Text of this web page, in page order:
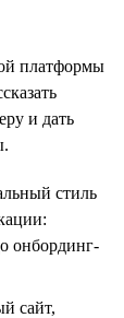
платформы
и дать
стиль
онбординг-
сайт,